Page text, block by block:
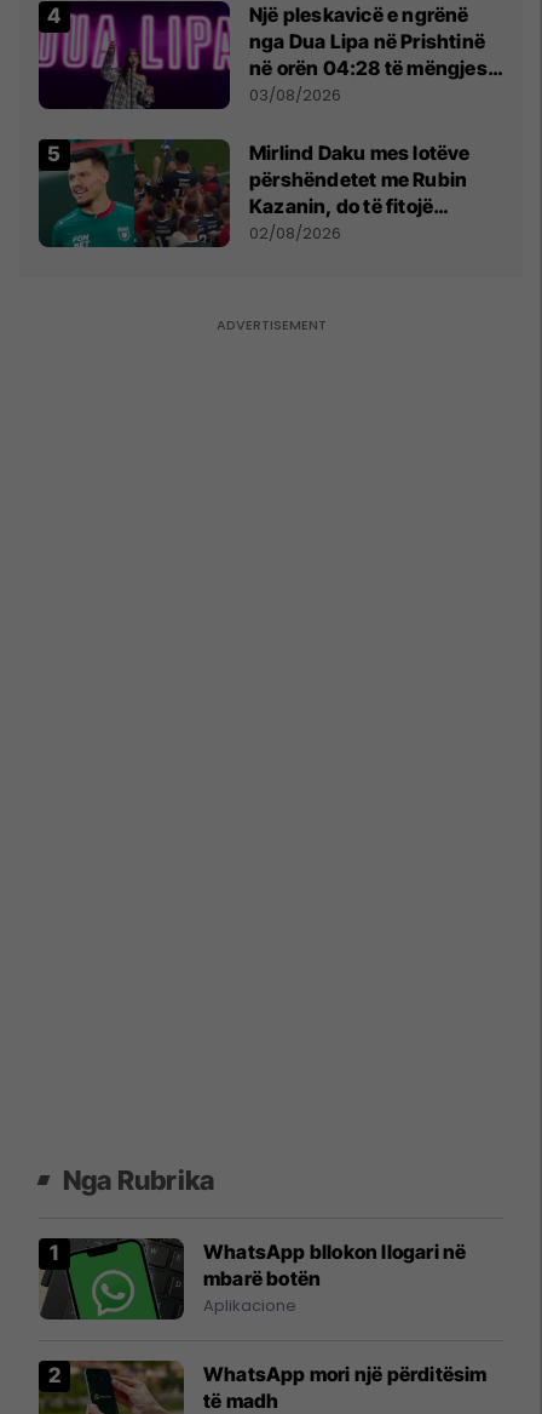
Një pleskavicë e ngrënë
nga Dua Lipa në Prishtinë
në orën 04:28 të mëngjesit
- dhe bota digjitale serbe
03/08/2026
Mirlind Daku mes lotëve
përshëndetet me Rubin
Kazanin, do të fitojë
miliona te Spartak Moska
02/08/2026
Nga Rubrika
WhatsApp bllokon llogari në
mbarë botën
Aplikacione
WhatsApp mori një përditësim
të madh